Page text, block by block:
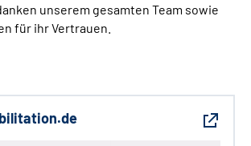
unserem gesamten Team sowie
für ihr Vertrauen.